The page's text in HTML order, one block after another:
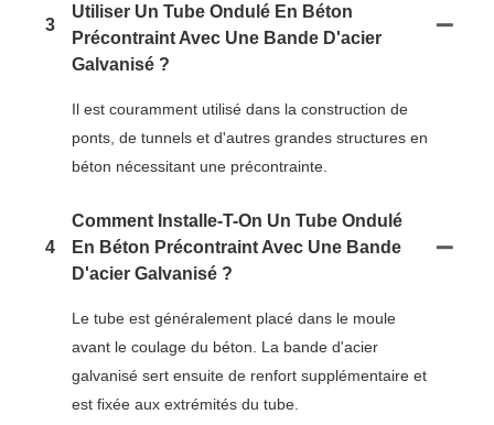
3
Utiliser Un Tube Ondulé En Béton
Précontraint Avec Une Bande D'acier
Galvanisé ?
Il est couramment utilisé dans la construction de
ponts, de tunnels et d'autres grandes structures en
béton nécessitant une précontrainte.
4
Comment Installe-T-On Un Tube Ondulé
En Béton Précontraint Avec Une Bande
D'acier Galvanisé ?
Le tube est généralement placé dans le moule
avant le coulage du béton. La bande d'acier
galvanisé sert ensuite de renfort supplémentaire et
est fixée aux extrémités du tube.